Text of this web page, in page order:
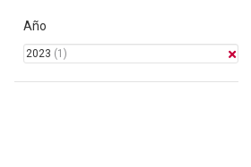
Año
2023 (1)